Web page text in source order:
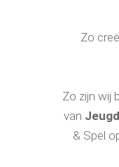
Zo
Zo zijn wij
van
& Spel